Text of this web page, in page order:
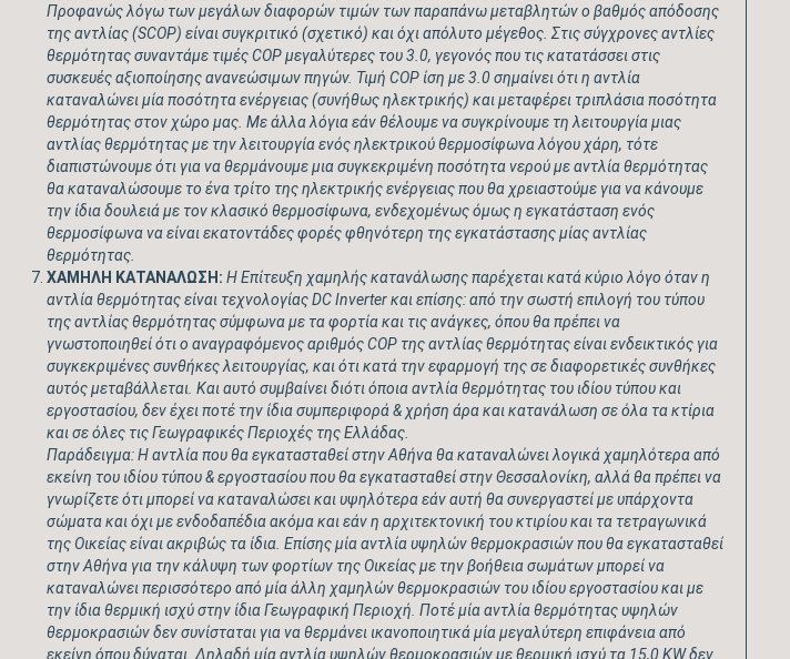
Προφανώς λόγω των μεγάλων διαφορών τιμών των παραπάνω μεταβλητών ο βαθμός απόδοσης
της αντλίας (SCOP) είναι συγκριτικό (σχετικό) και όχι απόλυτο μέγεθος. Στις σύγχρονες αντλίες
θερμότητας συναντάμε τιμέςCOPμεγαλύτερες του 3.0, γεγονός που τις κατατάσσει στις
συσκευές αξιοποίησης ανανεώσιμων πηγών. Τιμή COP ίση με 3.0 σημαίνει ότι η αντλία
καταναλώνει μία ποσότητα ενέργειας (συνήθως ηλεκτρικής) και μεταφέρει τριπλάσια ποσότητα
θερμότητας στον χώρο μας. Με άλλα λόγια εάν θέλουμε να συγκρίνουμε τη λειτουργία μιας
αντλίας θερμότητας με την λειτουργία ενός ηλεκτρικού θερμοσίφωνα λόγου χάρη, τότε
διαπιστώνουμε ότι για να θερμάνουμε μια συγκεκριμένη ποσότητα νερού με αντλία θερμότητας
θα καταναλώσουμε το ένα τρίτο της ηλεκτρικής ενέργειας που θα χρειαστούμε για να κάνουμε
την ίδια δουλειά με τον κλασικό θερμοσίφωνα, ενδεχομένως όμως η εγκατάσταση ενός
θερμοσίφωνα να είναι εκατοντάδες φορές φθηνότερη της εγκατάστασης μίας αντλίας
θερμότητας.
ΧΑΜΗΛΗ ΚΑΤΑΝΑΛΩΣΗ: Η Επίτευξη χαμηλής κατανάλωσης παρέχεται κατά κύριο λόγο όταν η
αντλία θερμότητας είναι τεχνολογίαςDCInverterκαι επίσης: από την σωστή επιλογή του τύπου
της αντλίας θερμότητας σύμφωνα με τα φορτία και τις ανάγκες, όπου θα πρέπει να
γνωστοποιηθεί ότι ο αναγραφόμενος αριθμόςCOP της αντλίας θερμότητας είναι ενδεικτικός για
συγκεκριμένες συνθήκες λειτουργίας, και ότι κατά την εφαρμογή της σε διαφορετικές συνθήκες
αυτός μεταβάλλεται. Και αυτό συμβαίνει διότι όποια αντλία θερμότητας του ιδίου τύπου και
εργοστασίου, δεν έχει ποτέ την ίδια συμπεριφορά & χρήση άρα και κατανάλωση σε όλα τα κτίρια
και σε όλες τις Γεωγραφικές Περιοχές της Ελλάδας.
Παράδειγμα: Η αντλία που θα εγκατασταθεί στην Αθήνα θα καταναλώνει λογικά χαμηλότερα από
εκείνη του ιδίου τύπου & εργοστασίου που θα εγκατασταθεί στην Θεσσαλονίκη, αλλά θα πρέπει να
γνωρίζετε ότι μπορεί να καταναλώσει και υψηλότερα εάν αυτή θα συνεργαστεί με υπάρχοντα
σώματα και όχι με ενδοδαπέδια ακόμα και εάν η αρχιτεκτονική του κτιρίου και τα τετραγωνικά
της Οικείας είναι ακριβώς τα ίδια. Επίσης μία αντλία υψηλών θερμοκρασιών που θα εγκατασταθεί
στην Αθήνα για την κάλυψη των φορτίων της Οικείας με την βοήθεια σωμάτων μπορεί να
καταναλώνει περισσότερο από μία άλλη χαμηλών θερμοκρασιών του ιδίου εργοστασίου και με
την ίδια θερμική ισχύ στην ίδια Γεωγραφική Περιοχή. Ποτέ μία αντλία θερμότητας υψηλών
θερμοκρασιών δεν συνίσταται για να θερμάνει ικανοποιητικά μία μεγαλύτερη επιφάνεια από
εκείνη όπου δύναται. Δηλαδή μία αντλία υψηλών θερμοκρασιών με θερμική ισχύ τα 15,0KWδεν